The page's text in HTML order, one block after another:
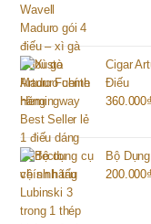
Cigar
Điếu
360.000₫
Bộ
200.000₫